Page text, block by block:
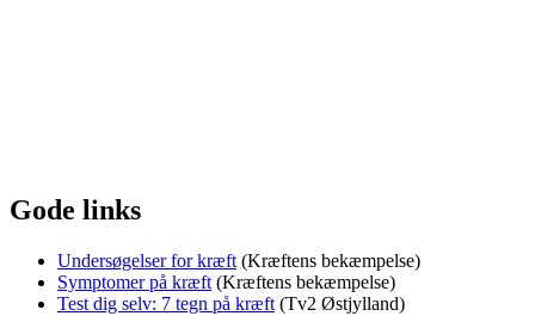
Gode links
Undersøgelser for kræft (Kræftens bekæmpelse)
Symptomer på kræft (Kræftens bekæmpelse)
Test dig selv: 7 tegn på kræft (Tv2 Østjylland)